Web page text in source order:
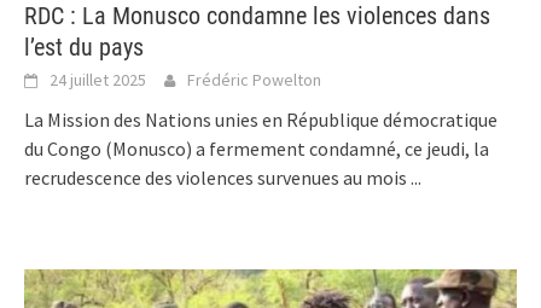
RDC : La Monusco condamne les violences dans
l’est du pays
24 juillet 2025 Frédéric Powelton
La Mission des Nations unies en République démocratique
du Congo (Monusco) a fermement condamné, ce jeudi, la
recrudescence des violences survenues au mois ...